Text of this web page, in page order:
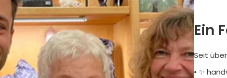
Ein
Seit über
• ✨